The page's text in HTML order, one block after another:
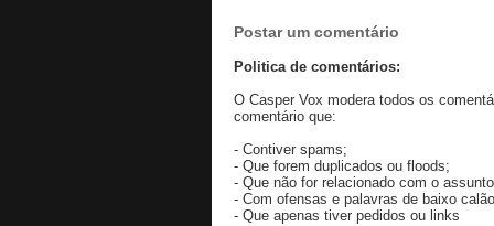
Postar um comentário
Politica de comentários:
O Casper Vox modera todos os
comentário que:
- Contiver spams;
- Que forem duplicados ou floods;
- Que não for relacionado com o
- Com ofensas e palavras de baixo
- Que apenas tiver pedidos ou links